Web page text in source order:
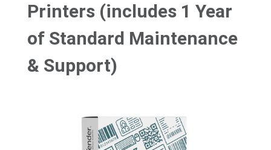
Printers (includes 1 Year
of Standard Maintenance
& Support)